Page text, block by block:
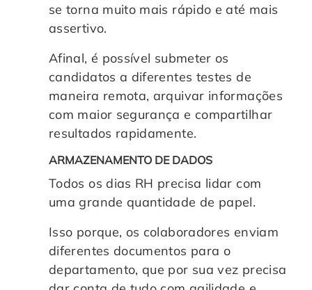
se torna muito mais rápido e até mais
assertivo.
Afinal, é possível submeter os
candidatos a diferentes testes de
maneira remota, arquivar informações
com maior segurança e compartilhar
resultados rapidamente.
ARMAZENAMENTO DE DADOS
Todos os dias RH precisa lidar com
uma grande quantidade de papel.
Isso porque, os colaboradores enviam
diferentes documentos para o
departamento, que por sua vez precisa